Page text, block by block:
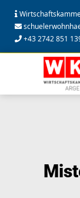
+43 2742 851